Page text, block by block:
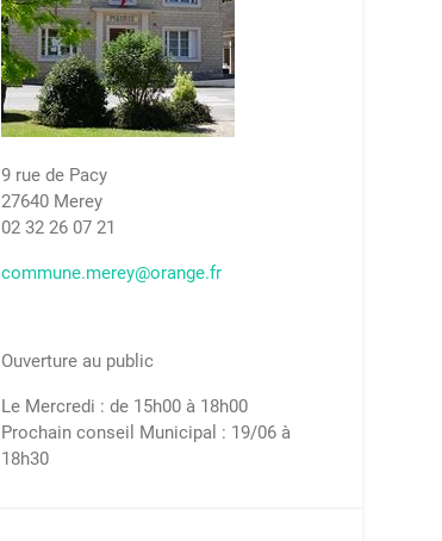
9 rue de Pacy
27640 Merey
02 32 26 07 21
commune.merey@orange.fr
Ouverture au public
Le Mercredi : de 15h00 à 18h00
Prochain conseil Municipal : 19/06 à
18h30